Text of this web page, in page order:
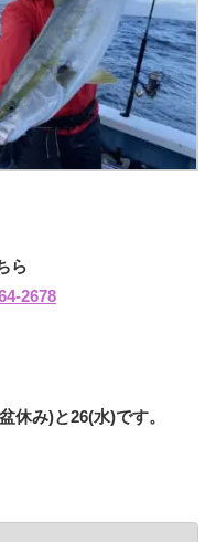
ら
2678
休み)と26(水)です。